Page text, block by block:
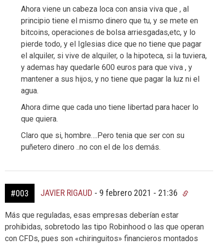
Ahora viene un cabeza loca con ansia viva que , al
principio tiene el mismo dinero que tu, y se mete en
bitcoins, operaciones de bolsa arriesgadas,etc, y lo
pierde todo, y el Iglesias dice que no tiene que pagar
el alquiler, si vive de alquiler, o la hipoteca, si la tuviera,
y ademas hay quedarle 600 euros para que viva , y
mantener a sus hijos, y no tiene que pagar la luz ni el
agua.
Ahora dime que cada uno tiene libertad para hacer lo
que quiera.
Claro que si, hombre….Pero tenia que ser con su
puñetero dinero ..no con el de los demás.
#003 JAVIER RIGAUD - 9 febrero 2021 - 21:36
Más que reguladas, esas empresas deberían estar
prohibidas, sobretodo las tipo Robinhood o las que operan
con CFDs, pues son «chiringuitos» financieros montados